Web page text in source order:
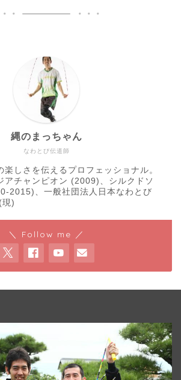
なわとび伝道師
縄のまっちゃん
楽しさを伝えるプロフェッショナル。
アチャンピオン (2009)、シルクドソ
2015)、一般社団法人日本なわとび
現)
＼ Follow me ／